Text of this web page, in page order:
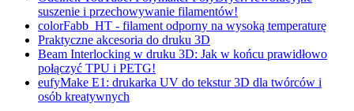
suszenie i przechowywanie filamentów!
colorFabb_HT - filament odporny na wysoką temperaturę
Praktyczne akcesoria do druku 3D
Beam Interlocking w druku 3D: Jak w końcu prawidłowo
połączyć TPU i PETG!
eufyMake E1: drukarka UV do tekstur 3D dla twórców i
osób kreatywnych